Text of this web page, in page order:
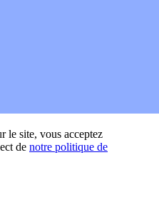
le site, vous acceptez
de notre politique de